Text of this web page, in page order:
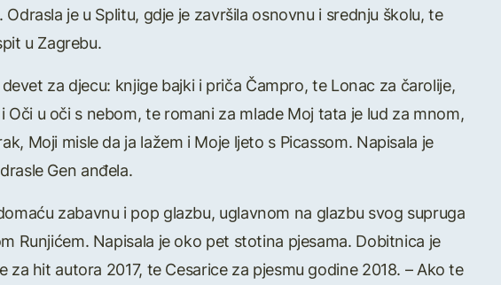
je u Splitu, gdje je završila osnovnu i srednju školu, te
u Zagrebu.
za djecu: knjige bajki i priča Čampro, te Lonac za čarolije,
u oči s nebom, te romani za mlade Moj tata je lud za mnom,
Moji misle da ja lažem i Moje ljeto s Picassom. Napisala je
Gen anđela.
zabavnu i pop glazbu, uglavnom na glazbu svog supruga
Runjićem. Napisala je oko pet stotina pjesama. Dobitnica je
hit autora 2017, te Cesarice za pjesmu godine 2018. – Ako te